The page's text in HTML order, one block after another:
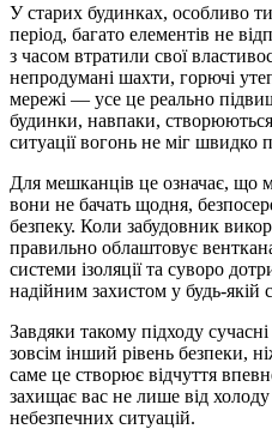
У старих будинках, особливо
період, багато елементів не
з часом втратили свої
непродумані шахти, горючі
мережі — усе це реально
будинки, навпаки,
ситуації вогонь не міг швидко
Для мешканців це означає, що
вони не бачать щодня,
безпеку. Коли забудовник
правильно облаштовує
системи ізоляції та суворо
надійним захистом у будь-якій
Завдяки такому підходу
зовсім інший рівень безпеки,
саме це створює відчуття
захищає вас не лише від
небезпечних ситуацій.